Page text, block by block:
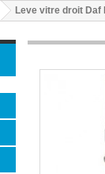
Leve vitre droit Daf